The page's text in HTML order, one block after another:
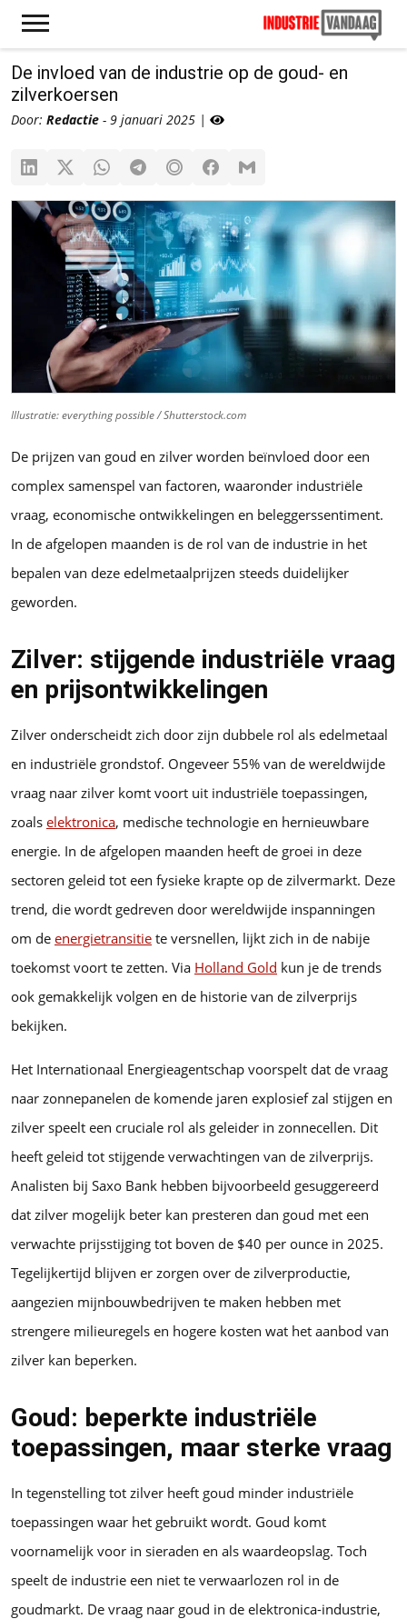
De invloed van de industrie op de goud- en
zilverkoersen
Door: Redactie - 9 januari 2025 |
Illustratie: everything possible / Shutterstock.com
De prijzen van goud en zilver worden beïnvloed door een
complex samenspel van factoren, waaronder industriële
vraag, economische ontwikkelingen en beleggerssentiment.
In de afgelopen maanden is de rol van de industrie in het
bepalen van deze edelmetaalprijzen steeds duidelijker
geworden.
Zilver: stijgende industriële vraag
en prijsontwikkelingen
Zilver onderscheidt zich door zijn dubbele rol als edelmetaal
en industriële grondstof. Ongeveer 55% van de wereldwijde
vraag naar zilver komt voort uit industriële toepassingen,
zoals elektronica, medische technologie en hernieuwbare
energie. In de afgelopen maanden heeft de groei in deze
sectoren geleid tot een fysieke krapte op de zilvermarkt. Deze
trend, die wordt gedreven door wereldwijde inspanningen
om de energietransitie te versnellen, lijkt zich in de nabije
toekomst voort te zetten. Via Holland Gold kun je de trends
ook gemakkelijk volgen en de historie van de zilverprijs
bekijken.
Het Internationaal Energieagentschap voorspelt dat de vraag
naar zonnepanelen de komende jaren explosief zal stijgen en
zilver speelt een cruciale rol als geleider in zonnecellen. Dit
heeft geleid tot stijgende verwachtingen van de zilverprijs.
Analisten bij Saxo Bank hebben bijvoorbeeld gesuggereerd
dat zilver mogelijk beter kan presteren dan goud met een
verwachte prijsstijging tot boven de $40 per ounce in 2025.
Tegelijkertijd blijven er zorgen over de zilverproductie,
aangezien mijnbouwbedrijven te maken hebben met
strengere milieuregels en hogere kosten wat het aanbod van
zilver kan beperken.
Goud: beperkte industriële
toepassingen, maar sterke vraag
In tegenstelling tot zilver heeft goud minder industriële
toepassingen waar het gebruikt wordt. Goud komt
voornamelijk voor in sieraden en als waardeopslag. Toch
speelt de industrie een niet te verwaarlozen rol in de
goudmarkt. De vraag naar goud in de elektronica-industrie,